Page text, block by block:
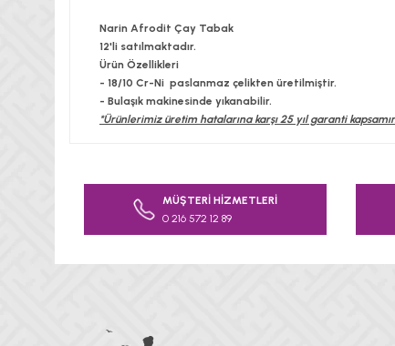
Narin Afrodit Çay Tabak
12'li satılmaktadır.
Ürün Özellikleri
- 18/10 Cr-Ni paslanmaz çelikten üretilmiştir.
- Bulaşık makinesinde yıkanabilir.
*Ürünlerimiz üretim hatalarına karşı 25 yıl garanti
Bu ürünün fiyat bilgisi, resim, ürün
Görüş ve önerileriniz için teşekkür ederiz.
MÜŞTERİ HİZMETLERİ
0 216 572 12 89